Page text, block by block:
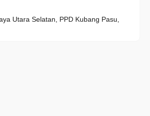
Utara Selatan, PPD Kubang Pasu,